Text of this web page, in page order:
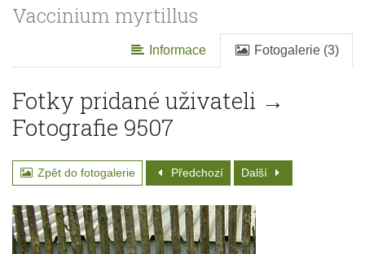
Vaccinium myrtillus
Informace Fotogalerie (3)
Fotky pridané uživateli →
Fotografie 9507
Zpět do fotogalerie Předchozí Další